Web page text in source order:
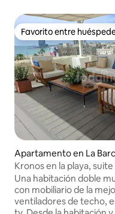
Favorito entre
Favorito entre
Apartamento en La
neta
Kronos en la playa,
Una habitación doble
con mobiliario de la
ventiladores de techo,